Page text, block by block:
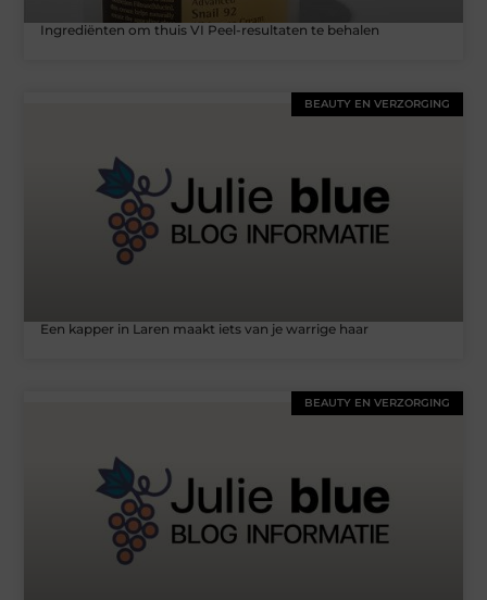
Ingrediënten om thuis VI Peel-resultaten te behalen
BEAUTY EN VERZORGING
Een kapper in Laren maakt iets van je warrige haar
BEAUTY EN VERZORGING